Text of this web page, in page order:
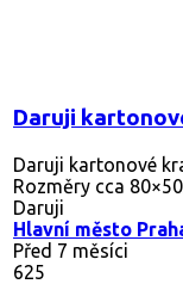
Daruji
Daruji kartonové
Rozměry cca
Daruji
Hlavní město
Před 7 měsíci
625